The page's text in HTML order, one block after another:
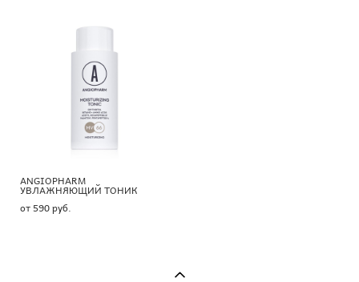
ANGIOPHARM
УВЛАЖНЯЮЩИЙ ТОНИК
от 590 pуб.